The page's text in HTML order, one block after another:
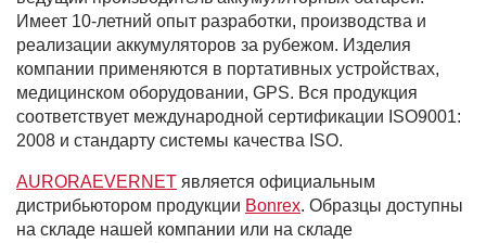
Имеет 10-летний опыт разработки, производства и
реализации аккумуляторов за рубежом. Изделия
компании применяются в портативных устройствах,
медицинском оборудовании, GPS. Вся продукция
соответствует международной сертификации ISO9001:
2008 и стандарту системы качества ISO.
AURORAEVERNET является официальным
дистрибьютором продукции Bonrex. Образцы доступны
на складе нашей компании или на складе